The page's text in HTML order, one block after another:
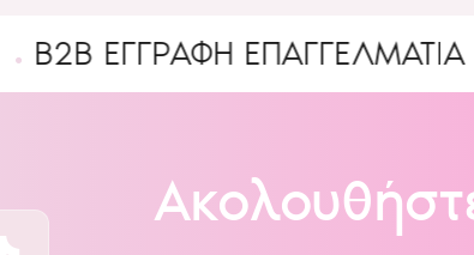
ΕΠΑΓΓΕΛΜΑΤΊΑ